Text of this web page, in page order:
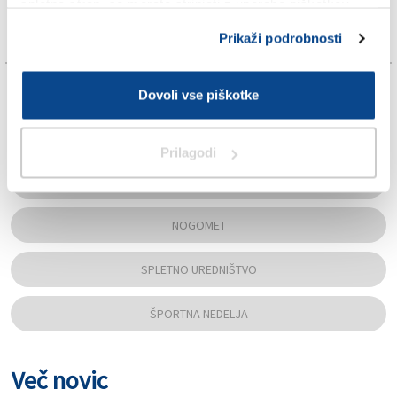
Prikaži podrobnosti
Dovoli vse piškotke
Prilagodi
KOŠARKA
NOGOMET
SPLETNO UREDNIŠTVO
ŠPORTNA NEDELJA
Več novic